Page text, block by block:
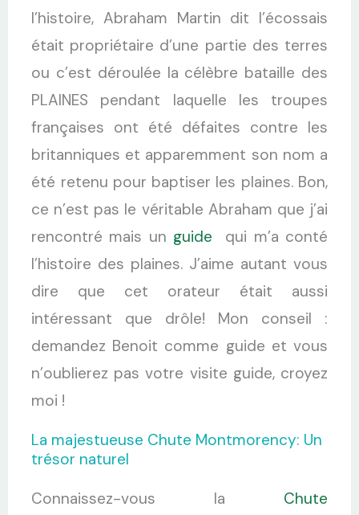
l’histoire, Abraham Martin dit l’écossais
était propriétaire d’une partie des terres
ou c’est déroulée la célèbre bataille des
PLAINES pendant laquelle les troupes
françaises ont été défaites contre les
britanniques et apparemment son nom a
été retenu pour baptiser les plaines. Bon,
ce n’est pas le véritable Abraham que j’ai
rencontré mais un guide qui m’a conté
l’histoire des plaines. J’aime autant vous
dire que cet orateur était aussi
intéressant que drôle! Mon conseil :
demandez Benoit comme guide et vous
n’oublierez pas votre visite guide, croyez
moi !
La majestueuse Chute Montmorency: Un
trésor naturel
Connaissez-vous la Chute